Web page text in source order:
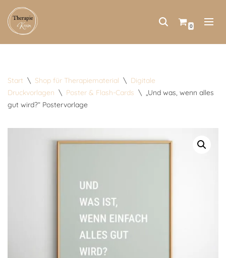
Zum
0
Start \ Shop für Therapiematerial \ Digitale
Druckvorlagen \ Poster & Flash-Cards \
„Und was, wenn alles
gut wird?“ Postervorlage